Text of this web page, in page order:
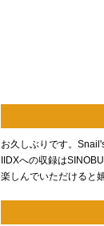
お久しぶりです。
IIDXへの収録は
楽しんでいただけると